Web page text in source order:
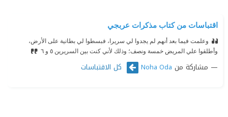
اقتباسات من كتاب مذكرات عربجي
وعلمت فيما بعد أنهم لم يجدوا لي سريرا، فبسطوا لي بطانية على الأرض،
وأطلقوا علي المريض خمسة ونصف؛ وذلك لأني كنت بين السريرين ٥ و ٦
مشاركة من Noha Oda كل الاقتباسات